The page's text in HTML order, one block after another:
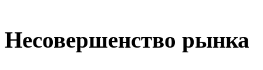
Несовершенство рынка